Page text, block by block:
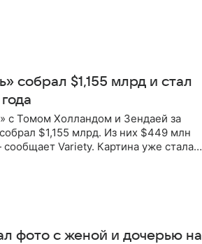
собрал $1,155 млрд и стал
с Томом Холландом и Зендаей за
$1,155 млрд. Из них $449 млн
Variety. Картина уже стала
фото с женой и дочерью на